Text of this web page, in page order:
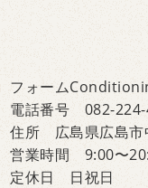
フォーム
電話番号 082-224-
住所 広島県広島市
営業時間 9:00〜
定休日 日祝日